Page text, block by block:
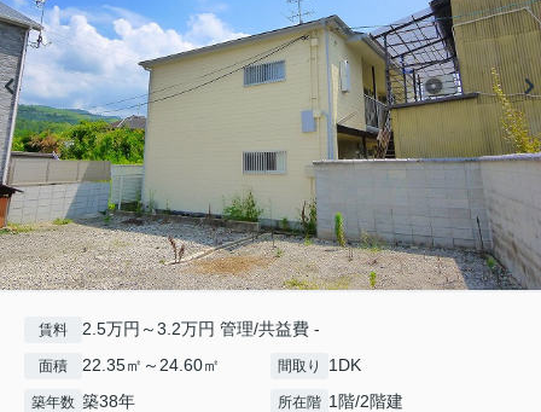
賃料 2.5万円～3.2万円 管理/共益費 -
面積 22.35㎡～24.60㎡ 間取り 1DK
築年数 築38年 所在階 1階/2階建